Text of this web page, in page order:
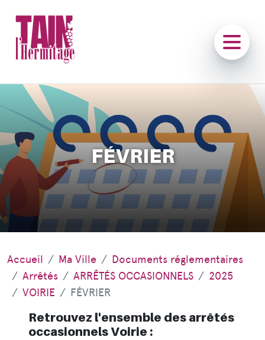
FÉVRIER
Accueil Ma Ville
Documents réglementaires
Arrêtés
ARRÊTÉS OCCASIONNELS
2025
VOIRIE
FÉVRIER
Retrouvez l'ensemble des arrêtés
occasionnels Voirie :